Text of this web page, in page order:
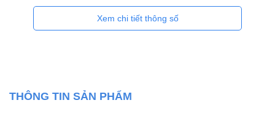
Xem chi tiết thông số
THÔNG TIN SẢN PHẨM